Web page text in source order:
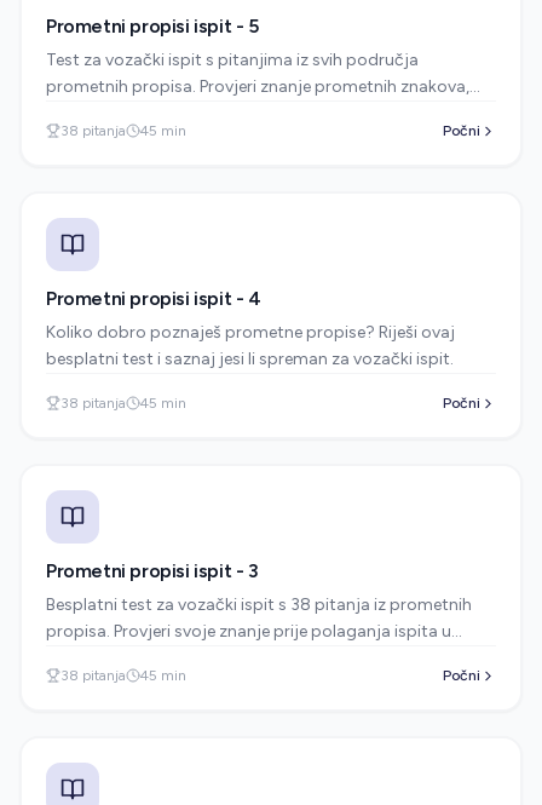
Prometni propisi ispit - 5
Test za vozački ispit s pitanjima iz svih područja
prometnih propisa. Provjeri znanje prometnih znakova,
38 pitanja 45 min Počni
Prometni propisi ispit - 4
Koliko dobro poznaješ prometne propise? Riješi ovaj
besplatni test i saznaj jesi li spreman za vozački ispit.
38 pitanja 45 min Počni
Prometni propisi ispit - 3
Besplatni test za vozački ispit s 38 pitanja iz prometnih
propisa. Provjeri svoje znanje prije polaganja ispita u
38 pitanja 45 min Počni